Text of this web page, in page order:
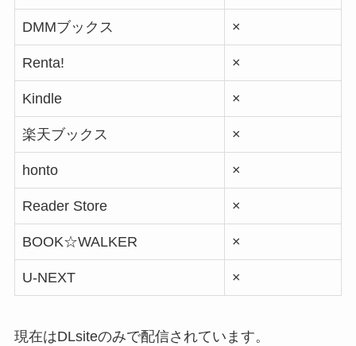
DMMブックス ×
Renta! ×
Kindle ×
楽天ブックス ×
honto ×
Reader Store ×
BOOK☆WALKER ×
U-NEXT ×
現在はDLsiteのみで配信されています。